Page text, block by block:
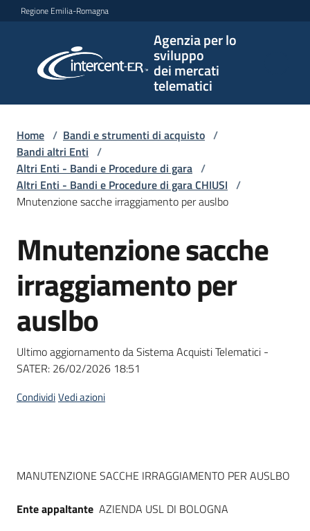
Vai al contenuto
Vai alla navigazione
Vai al footer
Regione Emilia-Romagna
Agenzia per lo
sviluppo
dei mercati
telematici
per lo
sviluppo
telematici
L'Agenzia
Bandi
strumenti
acquisto
Supporto
Home / Bandi e strumenti di acquisto /
Bandi altri Enti /
Altri Enti - Bandi e Procedure di gara /
Altri Enti - Bandi e Procedure di gara CHIUSI /
Mnutenzione sacche irraggiamento per auslbo
Salta al contenuto
Mnutenzione sacche
irraggiamento per
auslbo
Ultimo aggiornamento da Sistema Acquisti Telematici -
SATER: 26/02/2026 18:51
CondividiVedi azioni
Dati del bando
MANUTENZIONE SACCHE IRRAGGIAMENTO PER AUSLBO
Ente appaltante AZIENDA USL DI BOLOGNA